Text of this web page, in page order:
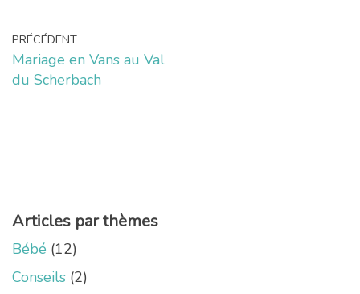
PRÉCÉDENT
Mariage en Vans au Val
du Scherbach
Articles par thèmes
Bébé (12)
Conseils (2)